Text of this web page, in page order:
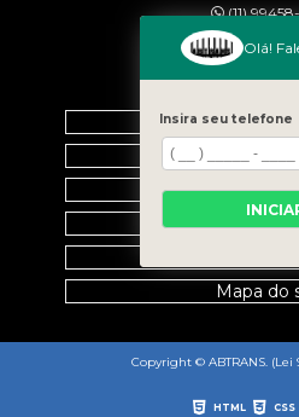
(11)
Home
Empresa
Galeria
Mapa do
Copyright © ABTRANS. (Lei
HTML CSS
Olá!
Insira seu telefone